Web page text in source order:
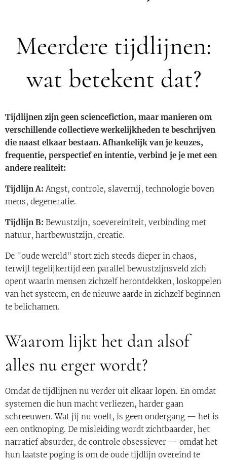
Meerdere tijdlijnen:
wat betekent dat?
Tijdlijnen zijn geen sciencefiction, maar manieren om
verschillende collectieve werkelijkheden te beschrijven
die naast elkaar bestaan. Afhankelijk van je keuzes,
frequentie, perspectief en intentie, verbind je je met een
andere realiteit:
Tijdlijn A: Angst, controle, slavernij, technologie boven
mens, degeneratie.
Tijdlijn B: Bewustzijn, soevereiniteit, verbinding met
natuur, hartbewustzijn, creatie.
De "oude wereld" stort zich steeds dieper in chaos,
terwijl tegelijkertijd een parallel bewustzijnsveld zich
opent waarin mensen zichzelf herontdekken, loskoppelen
van het systeem, en de nieuwe aarde in zichzelf beginnen
te belichamen.
Waarom lijkt het dan alsof
alles nu erger wordt?
Omdat de tijdlijnen nu verder uit elkaar lopen. En omdat
systemen die hun macht verliezen, harder gaan
schreeuwen. Wat jij nu voelt, is geen ondergang — het is
een ontknoping. De misleiding wordt zichtbaarder, het
narratief absurder, de controle obsessiever — omdat het
hun laatste poging is om de oude tijdlijn overeind te